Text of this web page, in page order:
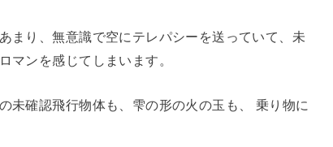
まり、無意識で空にテレパシーを送っていて、未
マンを感じてしまいます。
未確認飛行物体も、雫の形の火の玉も、 乗り物に